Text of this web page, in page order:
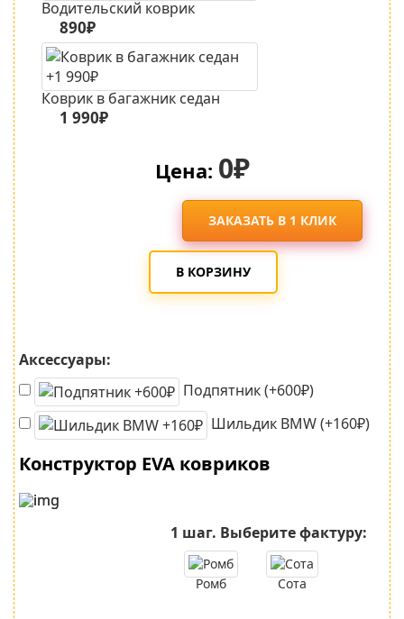
Водительский коврик
890₽
Коврик в багажник седан
1 990₽
Цена: 0₽
ЗАКАЗАТЬ В 1 КЛИК
В КОРЗИНУ
Аксессуары:
Подпятник (+600₽)
Шильдик BMW (+160₽)
Конструктор EVA ковриков
1 шаг. Выберите фактуру:
Ромб Сота